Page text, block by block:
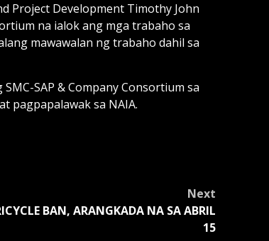
Project Development Timothy John
na ialok ang mga trabaho sa
mawawalan ng trabaho dahil sa
SAP & Company Consortium sa
pagpapalawak sa NAIA.
Next
BAN, ARANGKADA NA SA ABRIL
15